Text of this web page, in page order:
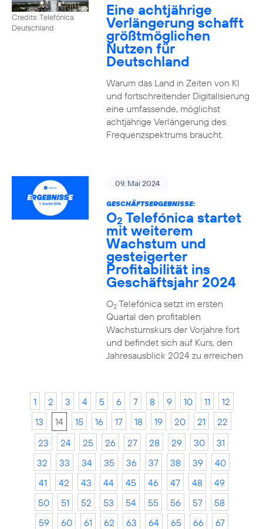
Credits: Telefónica
Deutschland
Eine achtjährige
Verlängerung schafft
größtmöglichen
Nutzen für
Deutschland
Warum das Land in Zeiten von KI
und fortschreitender Digitalisierung
eine umfassende, möglichst
achtjährige Verlängerung des
Frequenzspektrums braucht.
09. Mai 2024
GESCHÄFTSERGEBNISSE:
O2 Telefónica startet
mit weiterem
Wachstum und
gesteigerter
Profitabilität ins
Geschäftsjahr 2024
O2Telefónica setzt im ersten
Quartal den profitablen
Wachstumskurs der Vorjahre fort
und befindet sich auf Kurs, den
Jahresausblick 2024 zu erreichen
1 2 3 4 5 6 7 8 9 10 11
12
13
14 15 16 17 18 19 20 21
22
23
24 25 26 27 28 29 30
31
32
33 34 35 36 37 38 39
40
41
42 43 44 45 46 47 48
49
50
51 52 53 54 55 56 57
58
59
60 61 62 63 64 65 66
67